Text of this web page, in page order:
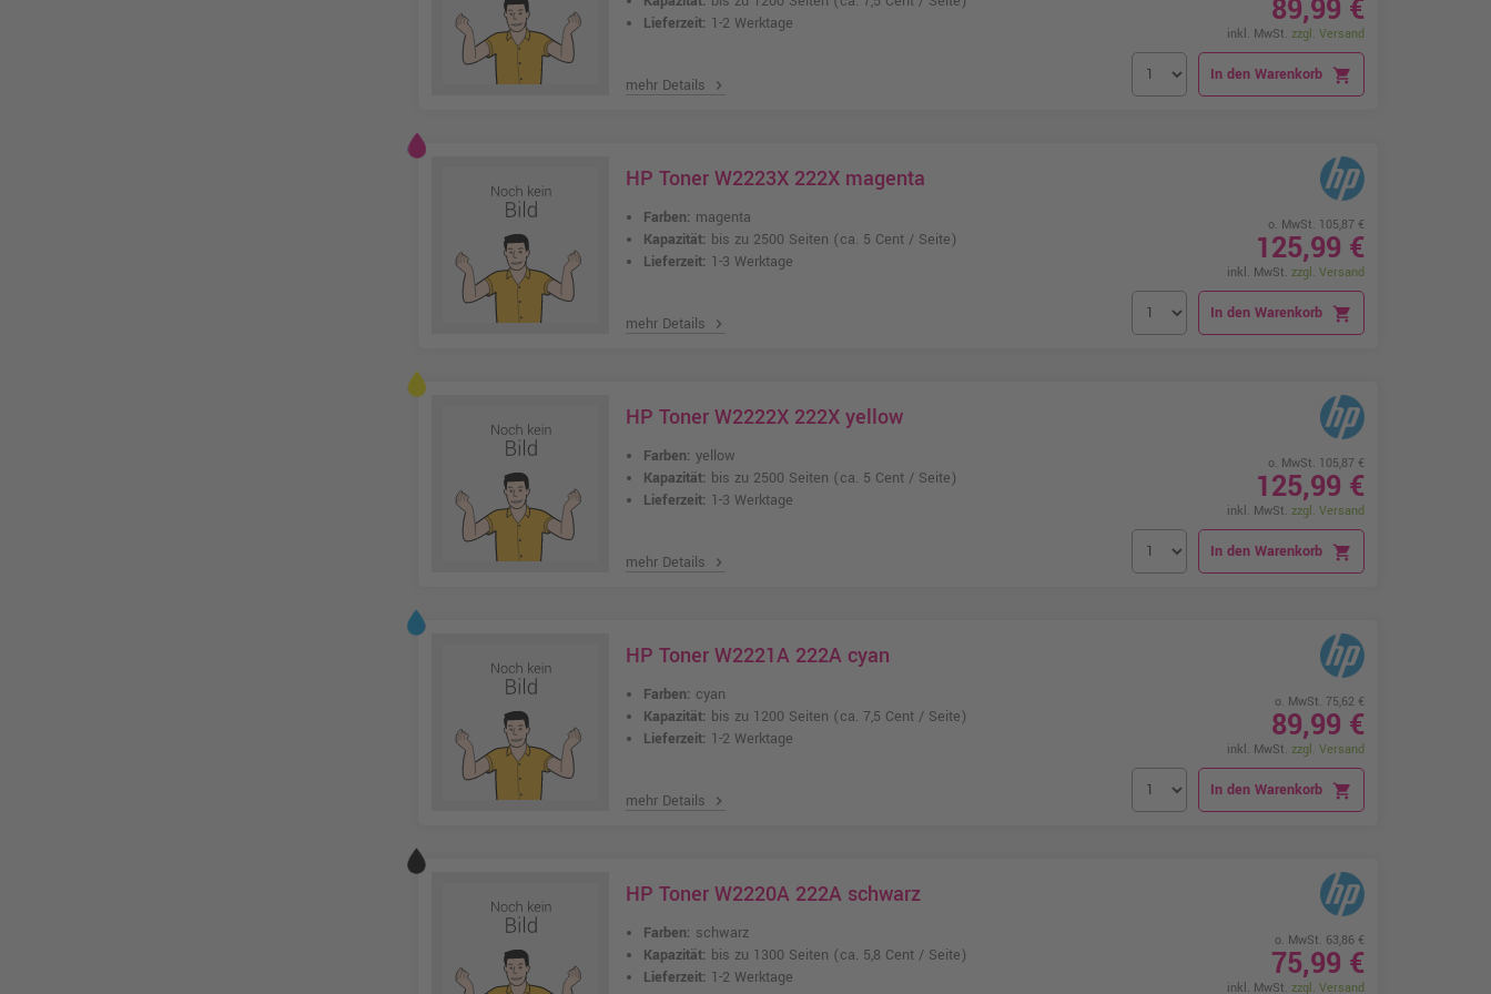
Lieferzeit: 1-2 Werktage
mehr Details chevron_right
89,99 €
inkl. MwSt. zzgl. Versand
In den Warenkorb shopping_cart
HP Toner W2223X 222X magenta
Farben: magenta
Kapazität: bis zu 2500 Seiten (ca. 5 Cent / Seite)
Lieferzeit: 1-3 Werktage
mehr Details chevron_right
o. MwSt. 105,87 €
125,99 €
inkl. MwSt. zzgl. Versand
In den Warenkorb shopping_cart
HP Toner W2222X 222X yellow
Farben: yellow
Kapazität: bis zu 2500 Seiten (ca. 5 Cent / Seite)
Lieferzeit: 1-3 Werktage
mehr Details chevron_right
o. MwSt. 105,87 €
125,99 €
inkl. MwSt. zzgl. Versand
In den Warenkorb shopping_cart
HP Toner W2221A 222A cyan
Farben: cyan
Kapazität: bis zu 1200 Seiten (ca. 7,5 Cent / Seite)
Lieferzeit: 1-2 Werktage
mehr Details chevron_right
o. MwSt. 75,62 €
89,99 €
inkl. MwSt. zzgl. Versand
In den Warenkorb shopping_cart
HP Toner W2220A 222A schwarz
Farben: schwarz
Kapazität: bis zu 1300 Seiten (ca. 5,8 Cent / Seite)
Lieferzeit: 1-2 Werktage
o. MwSt. 63,86 €
75,99 €
inkl. MwSt. zzgl. Versand